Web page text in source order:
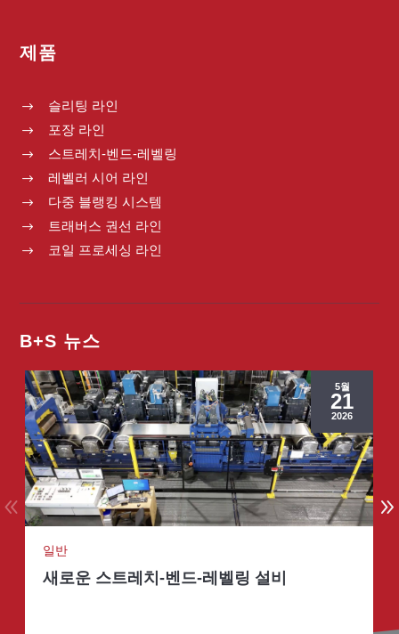
제품
$ 슬리팅 라인
$ 포장 라인
$ 스트레치-벤드-레벨링
$ 레벨러 시어 라인
$ 다중 블랭킹 시스템
$ 트래버스 권선 라인
$ 코일 프로세싱 라인
B+S 뉴스
5월
21
2026
일반
새로운 스트레치-벤드-레벨링 설비